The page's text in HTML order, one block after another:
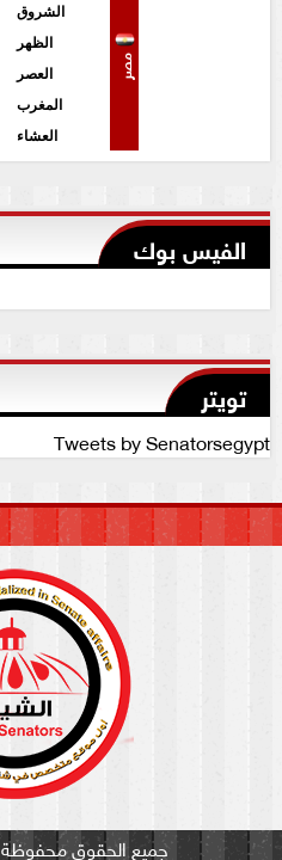
مصر
الشروق
الظهر
العصر
المغرب
العشاء
الفيس بوك
تويتر
Tweets by Senatorsegypt
جميع الحقوق محفوظة